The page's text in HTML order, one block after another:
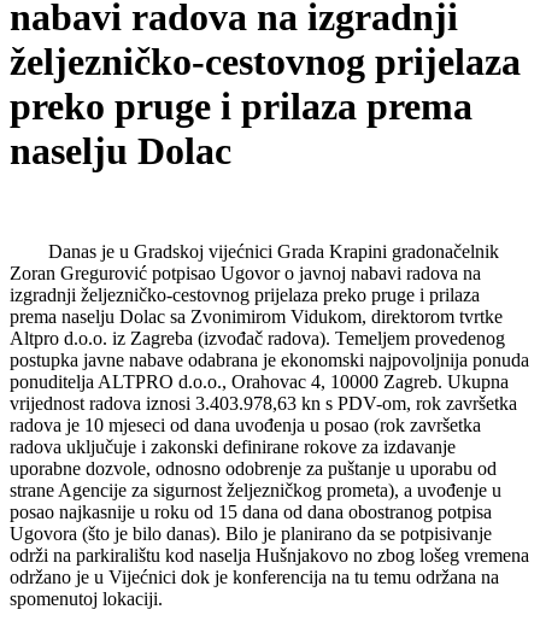
nabavi radova na izgradnji
željezničko-cestovnog prijelaza
preko pruge i prilaza prema
naselju Dolac
Danas je u Gradskoj vijećnici Grada Krapini gradonačelnik
Zoran Gregurović potpisao Ugovor o javnoj nabavi radova na
izgradnji željezničko-cestovnog prijelaza preko pruge i prilaza
prema naselju Dolac sa Zvonimirom Vidukom, direktorom tvrtke
Altpro d.o.o. iz Zagreba (izvođač radova). Temeljem provedenog
postupka javne nabave odabrana je ekonomski najpovoljnija ponuda
ponuditelja ALTPRO d.o.o., Orahovac 4, 10000 Zagreb. Ukupna
vrijednost radova iznosi 3.403.978,63 kn s PDV-om, rok završetka
radova je 10 mjeseci od dana uvođenja u posao (rok završetka
radova uključuje i zakonski definirane rokove za izdavanje
uporabne dozvole, odnosno odobrenje za puštanje u uporabu od
strane Agencije za sigurnost željezničkog prometa), a uvođenje u
posao najkasnije u roku od 15 dana od dana obostranog potpisa
Ugovora (što je bilo danas). Bilo je planirano da se potpisivanje
održi na parkiralištu kod naselja Hušnjakovo no zbog lošeg vremena
održano je u Vijećnici dok je konferencija na tu temu održana na
spomenutoj lokaciji.